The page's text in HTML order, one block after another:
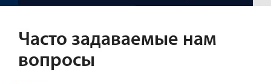
Часто задаваемые нам
вопросы